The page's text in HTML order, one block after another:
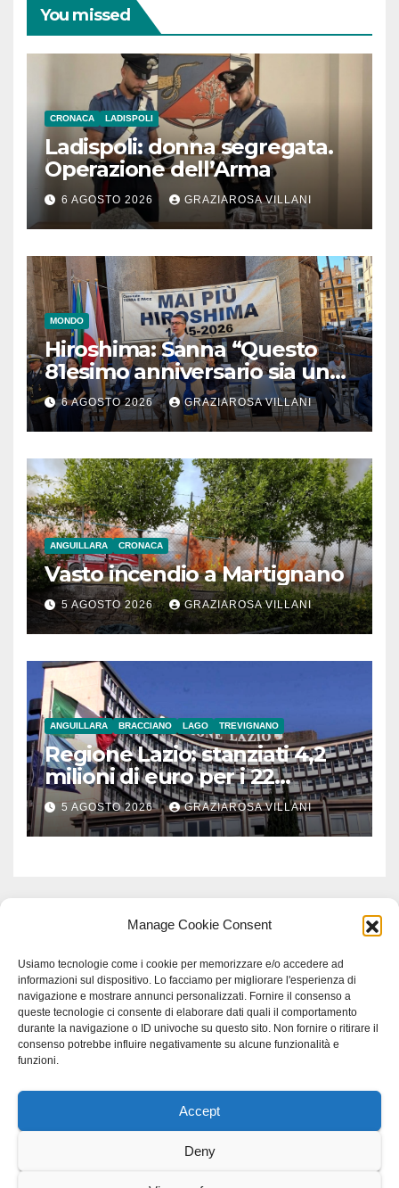
Manage Cookie Consent
Usiamo tecnologie come i cookie per memorizzare e/o accedere ad
informazioni sul dispositivo. Lo facciamo per migliorare l'esperienza di
navigazione e mostrare annunci personalizzati. Fornire il consenso a
queste tecnologie ci consente di elaborare dati quali il comportamento
durante la navigazione o ID univoche su questo sito. Non fornire o ritirare il
consenso potrebbe influire negativamente su alcune funzionalità e
funzioni.
Accept
Deny
You missed
CRONACA LADISPOLI
Ladispoli: donna segregata.
Operazione dell’Arma
6 AGOSTO 2026 GRAZIAROSA VILLANI
MONDO
Hiroshima: Sanna “Questo
81esimo anniversario sia un
monito per tutti”
6 AGOSTO 2026 GRAZIAROSA VILLANI
ANGUILLARA CRONACA
Vasto incendio a Martignano
5 AGOSTO 2026 GRAZIAROSA VILLANI
ANGUILLARA BRACCIANO LAGO TREVIGNANO
Regione Lazio: stanziati 4,2
milioni di euro per i 22
Comuni dell’Etruria
Meridionale
5 AGOSTO 2026 GRAZIAROSA VILLANI
Proudly powered by WordPress|Tema: Newspaperex di
Scienza studio specialistico bracciano